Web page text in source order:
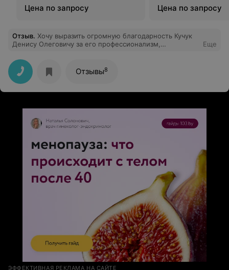
Цена по запросу
Цена по запросу
Отзыв. Хочу выразить огромную благодарность Кучук
Денису Олеговичу за его профессионализм,
за его «золотые руки», которые творят чудеса! Два
года я безрезультатно пыталась забеременеть (это не
первая беременность), но увы. Хотя явных причин не
было. И вот 30.10.2018г. я попала в отделение
гинекологии БСМП (хотя мой пусть туда был непрост и
не могла туда попасть), были проведены ГСГ и
лапароскопия – выявлены и устранены все «дефекты».
И вот сегодня 25.03.2019г. нам 22 недельки! Низкий
Еще
Отзывы8
ЭФФЕКТИВНАЯ РЕКЛАМА НА САЙТЕ